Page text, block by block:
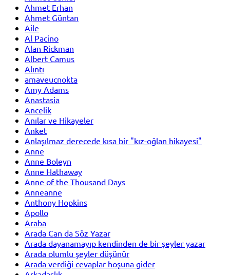
Ahmet Erhan
Ahmet Güntan
Aile
Al Pacino
Alan Rickman
Albert Camus
Alıntı
amaveucnokta
Amy Adams
Anastasia
Ancelik
Anılar ve Hikayeler
Anket
Anlaşılmaz derecede kısa bir "kız-oğlan hikayesi"
Anne
Anne Boleyn
Anne Hathaway
Anne of the Thousand Days
Anneanne
Anthony Hopkins
Apollo
Araba
Arada Can da Söz Yazar
Arada dayanamayıp kendinden de bir şeyler yazar
Arada olumlu şeyler düşünür
Arada verdiği cevaplar hoşuna gider